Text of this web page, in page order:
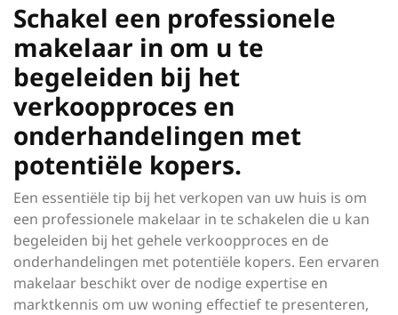
Schakel een professionele
makelaar in om u te
begeleiden bij het
verkoopproces en
onderhandelingen met
potentiële kopers.
Een essentiële tip bij het verkopen van uw huis is om
een professionele makelaar in te schakelen die u kan
begeleiden bij het gehele verkoopproces en de
onderhandelingen met potentiële kopers. Een ervaren
makelaar beschikt over de nodige expertise en
marktkennis om uw woning effectief te presenteren,